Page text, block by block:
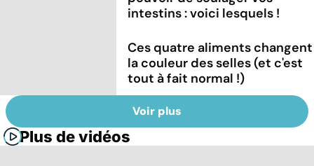
intestins : voici lesquels !
Ces quatre aliments changent
la couleur des selles (et c'est
tout à fait normal !)
Voir plus
Plus de vidéos